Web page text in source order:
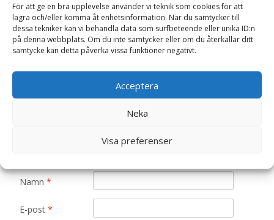
För att ge en bra upplevelse använder vi teknik som cookies för att
lagra och/eller komma åt enhetsinformation. När du samtycker till
dessa tekniker kan vi behandla data som surfbeteende eller unika ID:n
på denna webbplats. Om du inte samtycker eller om du återkallar ditt
samtycke kan detta påverka vissa funktioner negativt.
Acceptera
Neka
Visa preferenser
Douglas Mjukisdjur Nallar & Gosedjur”
Din e-postadress kommer inte publiceras.
Obligatoriska fält
är märkta*
Namn *
E-post *